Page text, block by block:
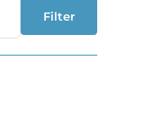
Filter